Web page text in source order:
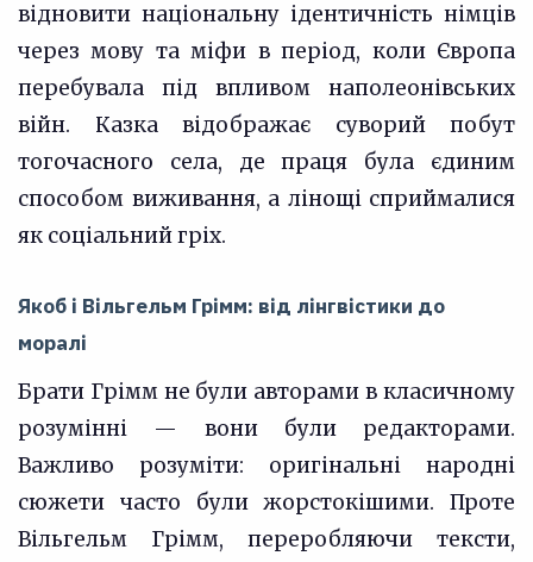
відновити національну ідентичність німців
через мову та міфи в період, коли Європа
перебувала під впливом наполеонівських
війн. Казка відображає суворий побут
тогочасного села, де праця була єдиним
способом виживання, а лінощі сприймалися
як соціальний гріх.
Якоб і Вільгельм Грімм: від лінгвістики до
моралі
Брати Грімм не були авторами в класичному
розумінні — вони були редакторами.
Важливо розуміти: оригінальні народні
сюжети часто були жорстокішими. Проте
Вільгельм Грімм, переробляючи тексти,